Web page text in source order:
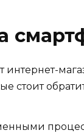
интернет-
стоит